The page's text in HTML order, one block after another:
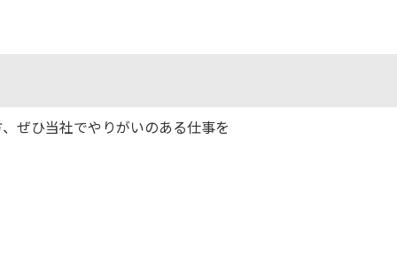
ぜひ当社でやりがいのある仕事を